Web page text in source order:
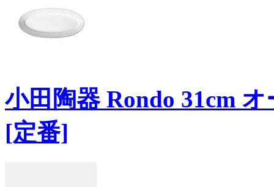
小田陶器 Rondo 31cm
[定番]